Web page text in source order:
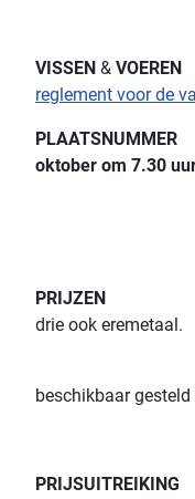
VISSEN & VOEREN
reglement voor de
PLAATSNUMMER
oktober om 7.30
PRIJZEN
:
drie ook eremetaal.
beschikbaar gesteld